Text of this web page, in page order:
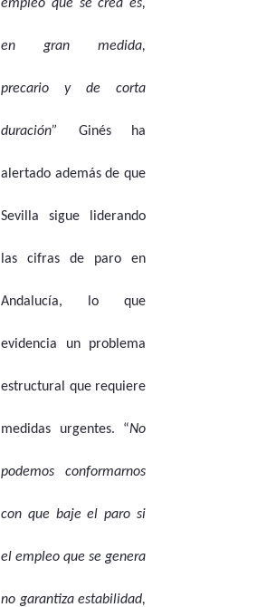
empleo que se crea es,
en gran medida,
precario y de corta
duración” Ginés ha
alertado además de que
Sevilla sigue liderando
las cifras de paro en
Andalucía, lo que
evidencia un problema
estructural que requiere
medidas urgentes. “No
podemos conformarnos
con que baje el paro si
el empleo que se genera
no garantiza estabilidad,